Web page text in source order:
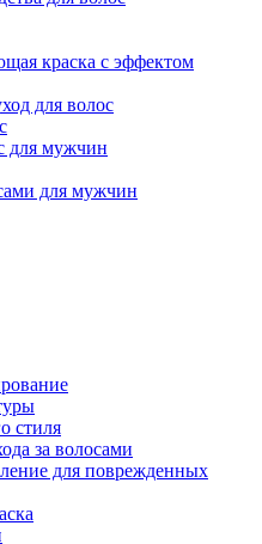
краска с эффектом
для волос
для мужчин
для мужчин
стиля
за волосами
для поврежденных